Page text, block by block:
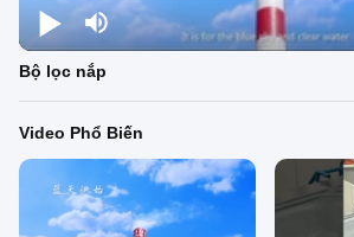
Bộ lọc nắp
Video Phổ Biến